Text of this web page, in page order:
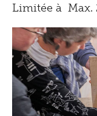
Limitée à Max.